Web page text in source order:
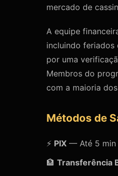
mercado de
A equipe
incluindo feriados
por uma
Membros do
com a maioria
Métodos de
⚡ PIX — Até 5 min
🏦 Transferência